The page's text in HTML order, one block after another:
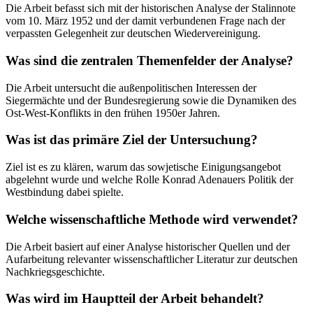
Die Arbeit befasst sich mit der historischen Analyse der Stalinnote
vom 10. März 1952 und der damit verbundenen Frage nach der
verpassten Gelegenheit zur deutschen Wiedervereinigung.
Was sind die zentralen Themenfelder der Analyse?
Die Arbeit untersucht die außenpolitischen Interessen der
Siegermächte und der Bundesregierung sowie die Dynamiken des
Ost-West-Konflikts in den frühen 1950er Jahren.
Was ist das primäre Ziel der Untersuchung?
Ziel ist es zu klären, warum das sowjetische Einigungsangebot
abgelehnt wurde und welche Rolle Konrad Adenauers Politik der
Westbindung dabei spielte.
Welche wissenschaftliche Methode wird verwendet?
Die Arbeit basiert auf einer Analyse historischer Quellen und der
Aufarbeitung relevanter wissenschaftlicher Literatur zur deutschen
Nachkriegsgeschichte.
Was wird im Hauptteil der Arbeit behandelt?